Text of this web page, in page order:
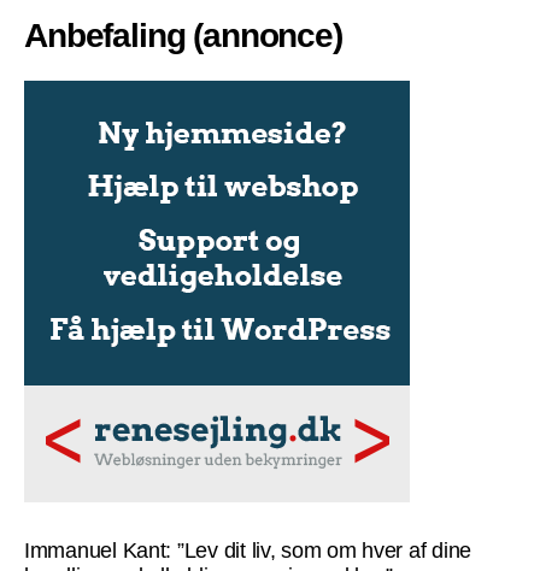
Anbefaling (annonce)
Immanuel Kant: ”Lev dit liv, som om hver af dine